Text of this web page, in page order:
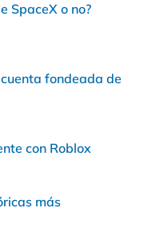
SpaceX o no?
fondeada de
con Roblox
más